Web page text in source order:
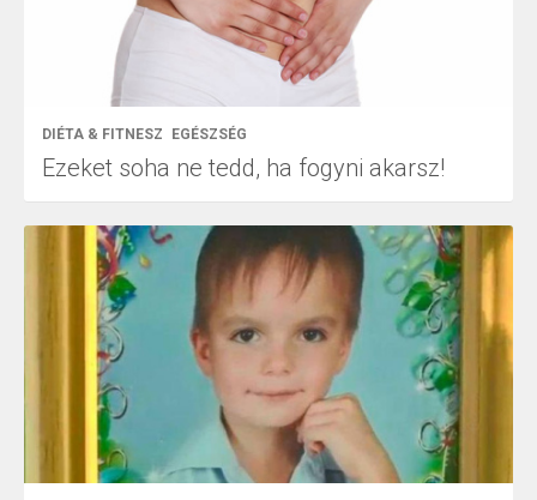
DIÉTA & FITNESZ EGÉSZSÉG
Ezeket soha ne tedd, ha fogyni akarsz!